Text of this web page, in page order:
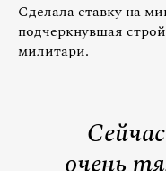
Сделала ставку на
подчеркнувшая
милитари.